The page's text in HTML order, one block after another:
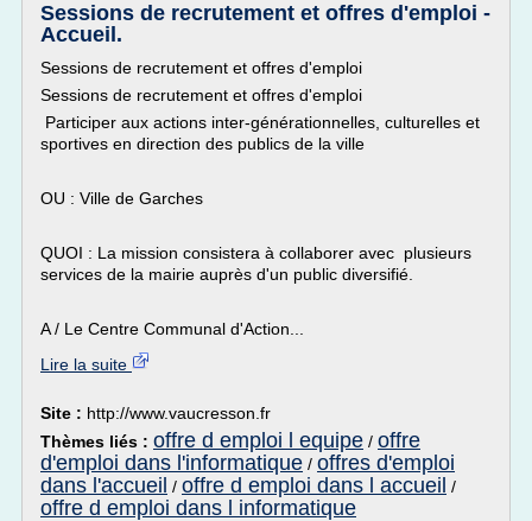
Sessions de recrutement et offres d'emploi -
Accueil.
Sessions de recrutement et offres d'emploi
Sessions de recrutement et offres d'emploi
Participer aux actions inter-générationnelles, culturelles et
sportives en direction des publics de la ville
OU : Ville de Garches
QUOI : La mission consistera à collaborer avec plusieurs
services de la mairie auprès d'un public diversifié.
A / Le Centre Communal d'Action...
Lire la suite
Site : http://www.vaucresson.fr
Thèmes liés : offre d emploi l equipe / offre
d'emploi dans l'informatique / offres d'emploi
dans l'accueil / offre d emploi dans l accueil /
offre d emploi dans l informatique